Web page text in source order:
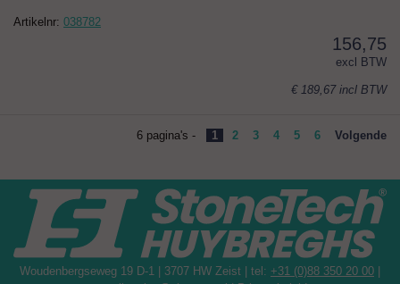
Artikelnr: 038782
156,75
excl BTW
€ 189,67 incl BTW
6 pagina's - 1 2 3 4 5 6 Volgende
Woudenbergseweg 19 D-1 | 3707 HW Zeist | tel: +31 (0)88 350 20 00